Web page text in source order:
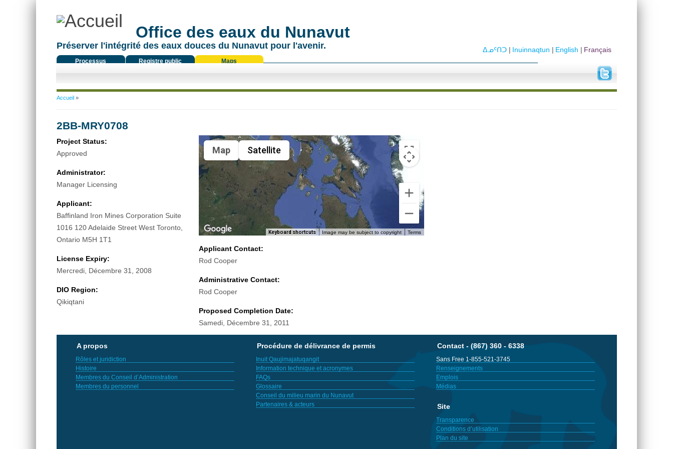
Office des eaux du Nunavut
Préserver l'intégrité des eaux douces du Nunavut pour l'avenir.
Processus
Registre public Maps
Français
English
Inuinnaqtun
ᐃᓄᑦᑎᑐ
Vous êtes ici
Accueil»
2BB-MRY0708
Project Status:
Approved
Administrator:
Manager Licensing
Applicant:
Baffinland Iron Mines Corporation Suite
1016 120 Adelaide Street West Toronto,
Ontario M5H 1T1
License Expiry:
Mercredi, Décembre 31, 2008
DIO Region:
Qikiqtani
Map Satellite
Keyboard shortcuts Image may be subject to copyright Terms
Applicant Contact:
Rod Cooper
Administrative Contact:
Rod Cooper
Proposed Completion Date:
Samedi, Décembre 31, 2011
A propos
Rôles et juridiction
Histoire
Membres du Conseil d’Administration
Membres du personnel
Procédure de délivrance de permis
Inuit Qaujimajatuqangit
Information technique et acronymes
FAQs
Glossaire
Conseil du milieu marin du Nunavut
Partenaires & acteurs
Contact - (867) 360 - 6338
Sans Free 1-855-521-3745
Renseignements
Emplois
Médias
Site
Transparence
Conditions d’utilisation
Plan du site